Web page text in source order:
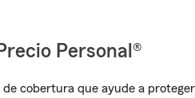
Personal®
cobertura que ayude a